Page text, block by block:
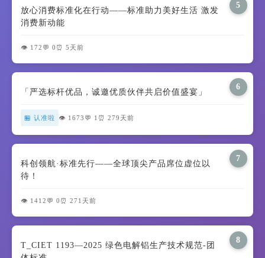
5
放心消费标准化在行动——标准助力美好生活 激发
消费新动能
👁️ 172 💬 0 ⏰ 5天前
6
「严选标杆优品，诚邀优质伙伴共启价值盛宴」
🏪 认准啦 👁️ 1673 💬 1 ⏰ 279天前
7
科创领航·标准先行——全球顶尖产品席位虚位以
待！
👁️ 1412 💬 0 ⏰ 271天前
8
T_CIET 1193—2025 绿色电解铝生产技术规范-团